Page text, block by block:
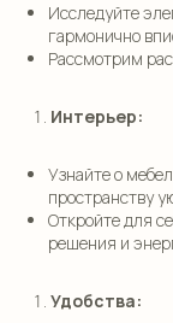
Исследуйте
гармонично
Рассмотрим
Интерьер:
Узнайте о
пространству
Откройте для
решения и
Удобства: